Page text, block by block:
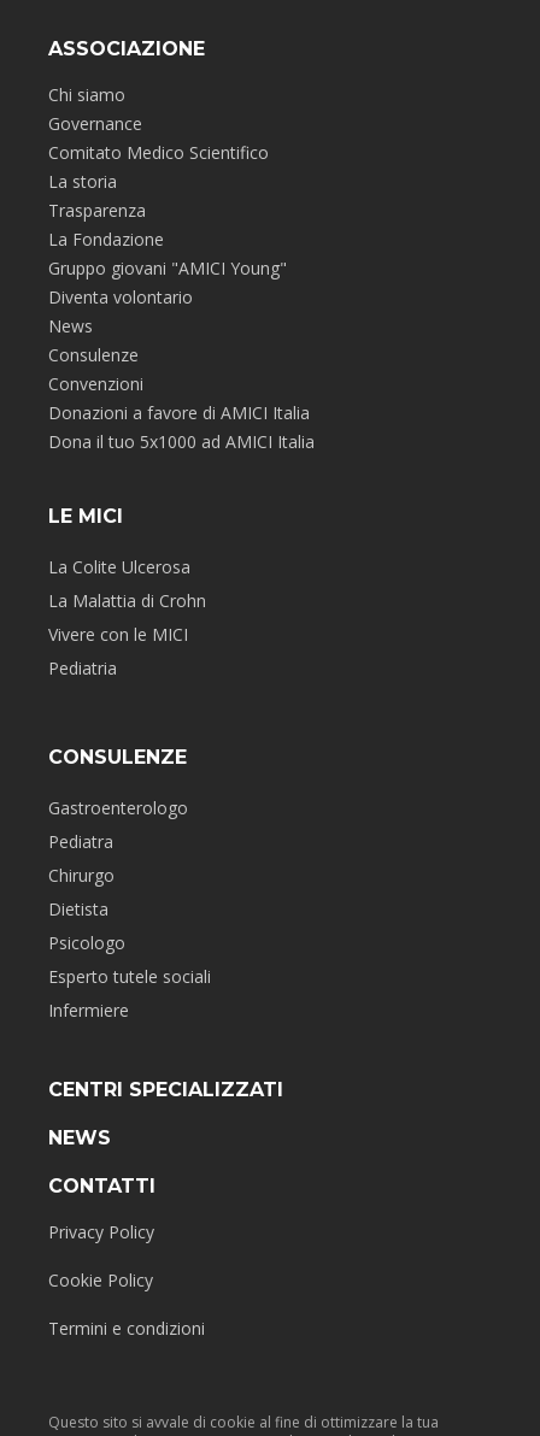
ASSOCIAZIONE
Chi siamo
Governance
Comitato Medico Scientifico
La storia
Trasparenza
La Fondazione
Gruppo giovani "AMICI Young"
Diventa volontario
News
Consulenze
Convenzioni
Donazioni a favore di AMICI Italia
Dona il tuo 5x1000 ad AMICI Italia
LE MICI
La Colite Ulcerosa
La Malattia di Crohn
Vivere con le MICI
Pediatria
CONSULENZE
Gastroenterologo
Pediatra
Chirurgo
Dietista
Psicologo
Esperto tutele sociali
Infermiere
CENTRI SPECIALIZZATI
NEWS
CONTATTI
Privacy Policy
Cookie Policy
Termini e condizioni
Questo sito si avvale di cookie al fine di ottimizzare la tua